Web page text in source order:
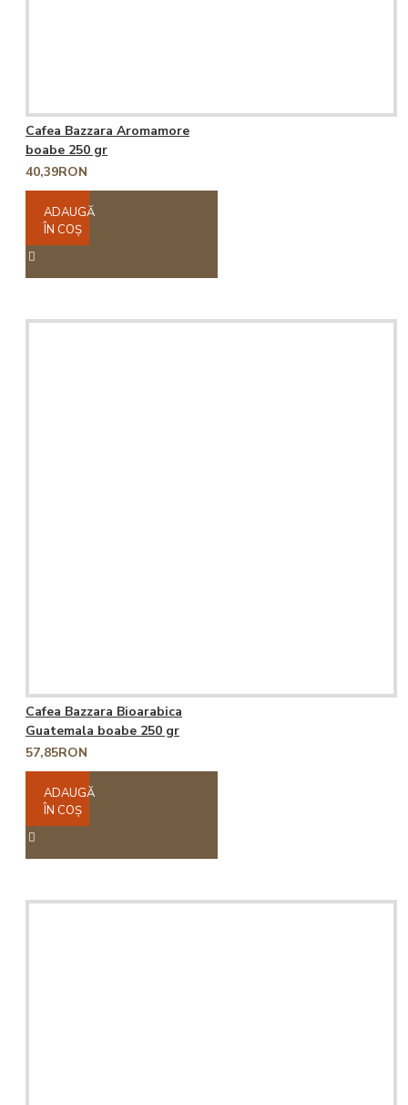
Cafea Bazzara Aromamore
boabe 250 gr
40,39RON
ADAUGĂ
ÎN COŞ
Cafea Bazzara Bioarabica
Guatemala boabe 250 gr
57,85RON
ADAUGĂ
ÎN COŞ